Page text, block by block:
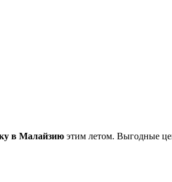
в Малайзию этим летом. Выгодные